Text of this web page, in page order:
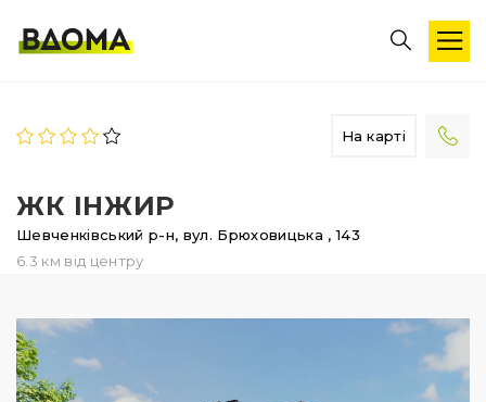
На карті
ЖК ІНЖИР
Шевченківський р-н, вул. Брюховицька , 143
6.3 км від центру